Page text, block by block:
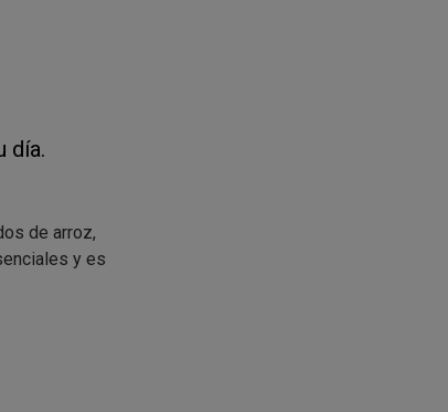
día.
de arroz,
y es